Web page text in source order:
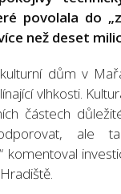
povolala do
než deset
dům v
vlhkosti.
částech
ale
komentoval